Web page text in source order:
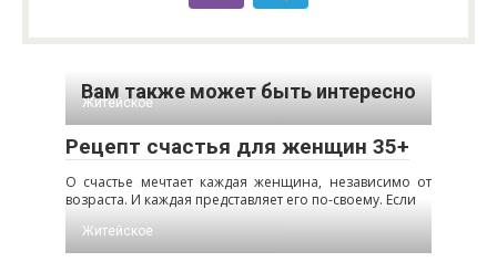
Вам также может быть интересно
Житейское
Рецепт счастья для женщин 35+
О счастье мечтает каждая женщина, независимо от
возраста. И каждая представляет его по-своему. Если
Житейское